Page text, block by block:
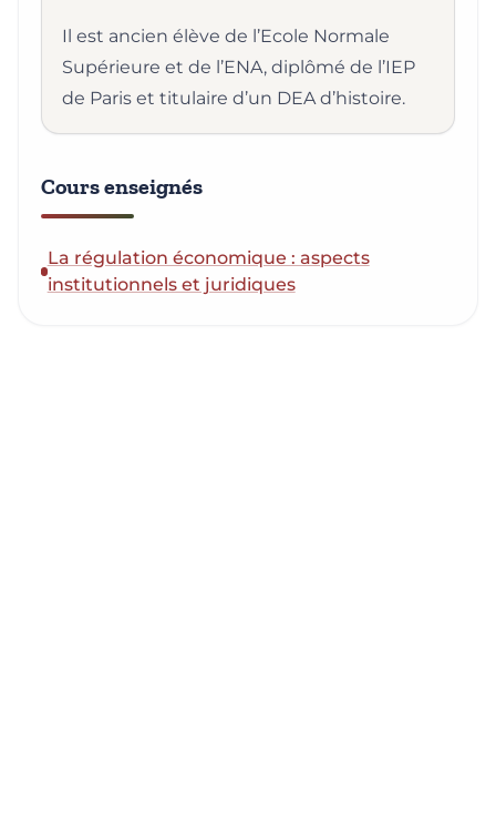
Il est ancien élève de l’Ecole Normale
Supérieure et de l’ENA, diplômé de l’IEP
de Paris et titulaire d’un DEA d’histoire.
Cours enseignés
La régulation économique : aspects
institutionnels et juridiques